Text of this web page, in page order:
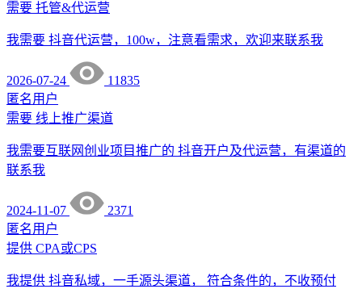
需要 托管&代运营
我需要 抖音代运营，100w，注意看需求，欢迎来联系我
2026-07-24
11835
匿名用户
需要 线上推广渠道
我需要互联网创业项目推广的 抖音开户及代运营，有渠道的
联系我
2024-11-07
2371
匿名用户
提供 CPA或CPS
我提供 抖音私域，一手源头渠道， 符合条件的，不收预付